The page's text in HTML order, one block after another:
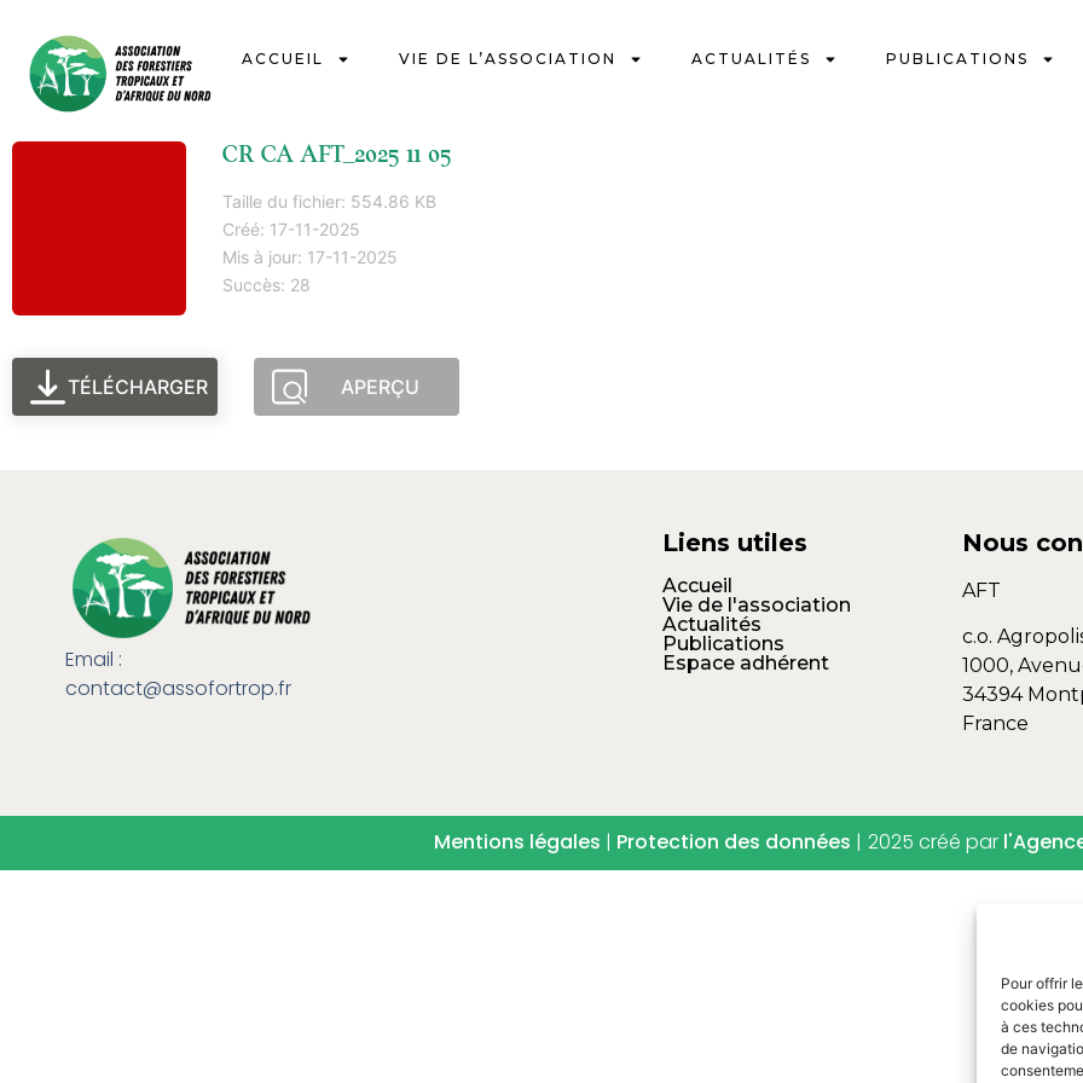
Pour offrir
cookies
à ces
de
ACCUEIL VIE DE L’ASSOCIATION ACTUALITÉS PUBLICATIONS
CR CA AFT_2025 11 05
Taille du fichier: 554.86 KB
Créé: 17-11-2025
Mis à jour: 17-11-2025
Succès: 28
TÉLÉCHARGER APERÇU
Email :
contact@assofortrop.fr​
Liens utiles
Accueil
Vie de l'association
Actualités
Publications
Espace adhérent
Nous
AFT
c.o.
1000,
34394
France
Mentions légales | Protection des données | 2025 créé par